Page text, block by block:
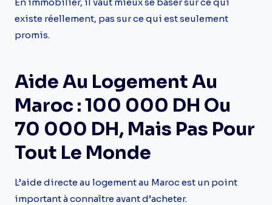
existe réellement, pas sur ce qui est seulement
promis.
Aide Au Logement Au
Maroc : 100 000 DH Ou
70 000 DH, Mais Pas Pour
Tout Le Monde
L’aide directe au logement au Maroc est un point
important à connaître avant d’acheter.